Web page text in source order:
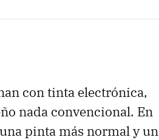
con tinta electrónica,
nada convencional. En
pinta más normal y un